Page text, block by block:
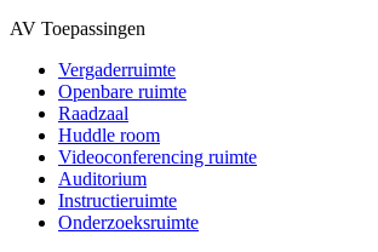
AV Toepassingen
Vergaderruimte
Openbare ruimte
Raadzaal
Huddle room
Videoconferencing ruimte
Auditorium
Instructieruimte
Onderzoeksruimte